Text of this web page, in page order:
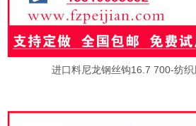
进口料尼龙钢丝钩16.7 700-纺